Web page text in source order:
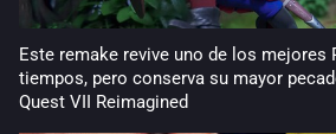
Este remake revive uno de los mejores
tiempos, pero conserva su mayor
Quest VII Reimagined